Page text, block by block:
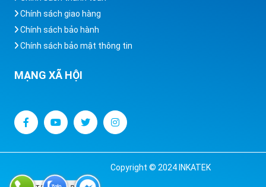
Chính sách giao hàng
Chính sách bảo hành
Chính sách bảo mật thông tin
MẠNG XÃ HỘI
Copyright © 2024 INKATEK